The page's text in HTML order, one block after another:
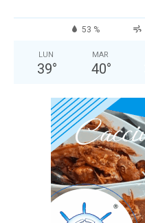
53 %
LUN
39°
MAR
40°